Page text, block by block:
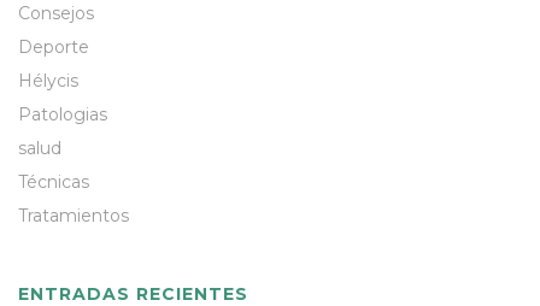
Consejos
Deporte
Hélycis
Patologias
salud
Técnicas
Tratamientos
ENTRADAS RECIENTES